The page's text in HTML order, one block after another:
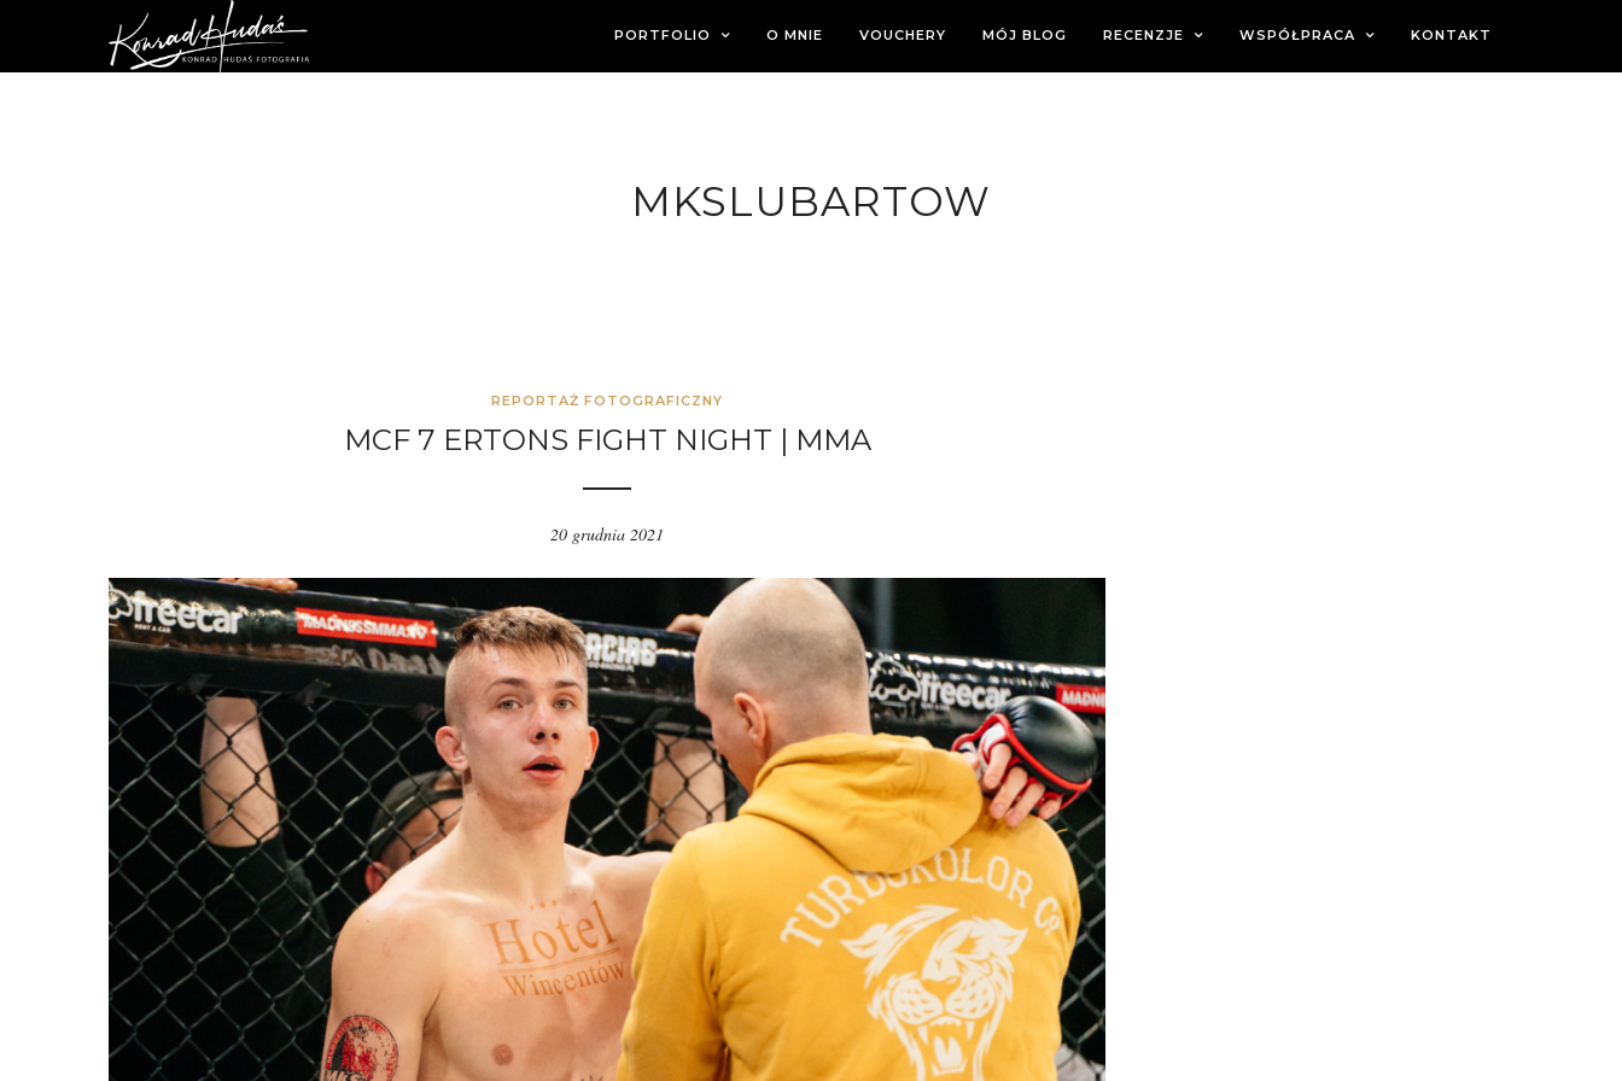
PORTFOLIO O MNIE VOUCHERY MÓJ BLOG RECENZJE WSPÓŁPRACA KONTAKT
MKSLUBARTOW
REPORTAŻ FOTOGRAFICZNY
MCF 7 ERTONS FIGHT NIGHT | MMA
20 grudnia 2021